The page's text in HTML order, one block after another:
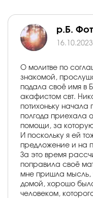
р.Б.
16.10.2023
О молитве по
знакомой,
подала своё имя в
акафистом свт.
потихоньку начала
полгода приехала
помощи, за которую
И поскольку я ей
предложение и на
За это время
поправила своё
мне пришла мысль,
домой, хорошо
человеком,